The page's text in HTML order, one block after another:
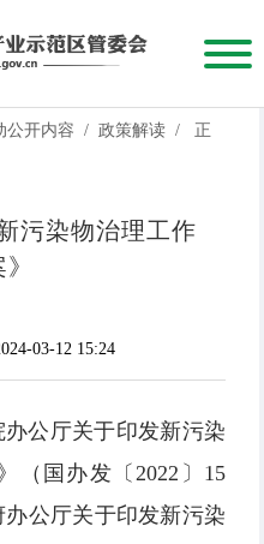
公开内容 / 政策解读 / 正
污染物治理工作
03-12 15:24
公厅关于印发新污染
（国办发〔2022〕15
公厅关于印发新污染